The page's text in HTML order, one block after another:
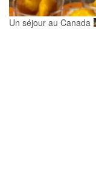
Un séjour au Canada